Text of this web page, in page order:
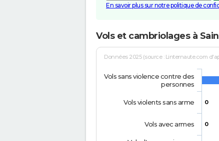
En savoir plus sur notre politique de
Vols et cambriolages à
Données 2025 (source : Linternaute.com
0
0
Vols sans violence contre des
personnes
Vols violents sans arme
Vols avec armes